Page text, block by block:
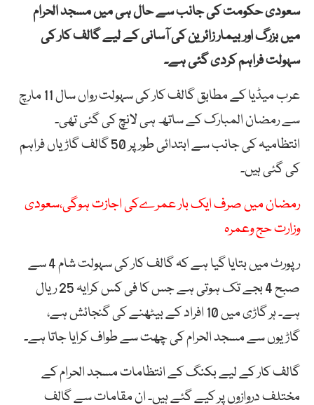
سعودی حکومت کی جانب سے حال ہی میں مسجد الحرام
میں بزرگ اور بیمار زائرین کی آسانی کے لیے گالف کار کی
سہولت فراہم کردی گئی ہے۔
عرب میڈیا کے مطابق گالف کار کی سہولت رواں سال 11 مارچ
سے رمضان المبارک کے ساتھ ہی لانچ کی گئی تھی۔
انتظامیہ کی جانب سے ابتدائی طور پر 50 گالف گاڑیاں فراہم
کی گئی ہیں۔
رمضان میں صرف ایک بار عمرےکی اجازت ہوگی،سعودی
وزارت حج وعمرہ
رپورٹ میں بتایا گیا ہے کہ گالف کار کی سہولت شام 4 سے
صبح 4 بجے تک ہوتی ہے جس کا فی کس کرایہ 25 ریال
ہے۔ ہر گاڑی میں 10 افراد کے بیٹھنے کی گنجائش ہے،
گاڑیوں سے مسجد الحرام کی چھت سے طواف کرایا جاتا ہے۔
گالف کار کے لیے بکنگ کے انتظامات مسجد الحرام کے
مختلف دروازوں پر کیے گئے ہیں۔ ان مقامات سے گالف